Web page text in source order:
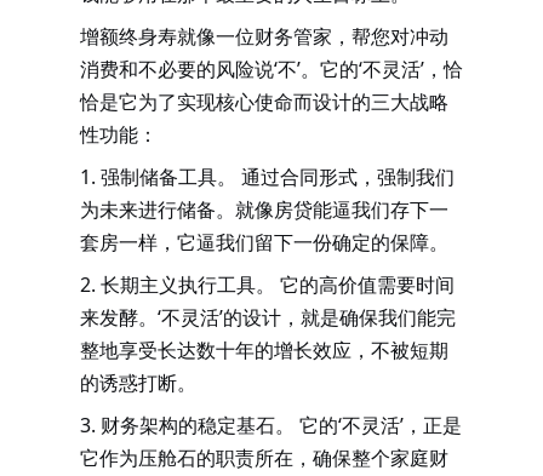
增额终身寿就像一位财务管家，帮您对冲动
消费和不必要的风险说‘不’。它的‘不灵活’，恰
恰是它为了实现核心使命而设计的三大战略
性功能：
1. 强制储备工具。
通过合同形式，强制我们
为未来进行储备。就像房贷能逼我们存下一
套房一样，它逼我们留下一份确定的保障。
2. 长期主义执行工具。
它的高价值需要时间
来发酵。‘不灵活’的设计，就是确保我们能完
整地享受长达数十年的增长效应，不被短期
的诱惑打断。
3. 财务架构的稳定基石。
它的‘不灵活’，正是
它作为压舱石的职责所在，确保整个家庭财